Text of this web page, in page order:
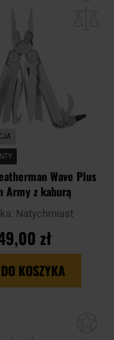
Wave Plus
Army z kaburą
Natychmiast
zł
DO KOSZYKA